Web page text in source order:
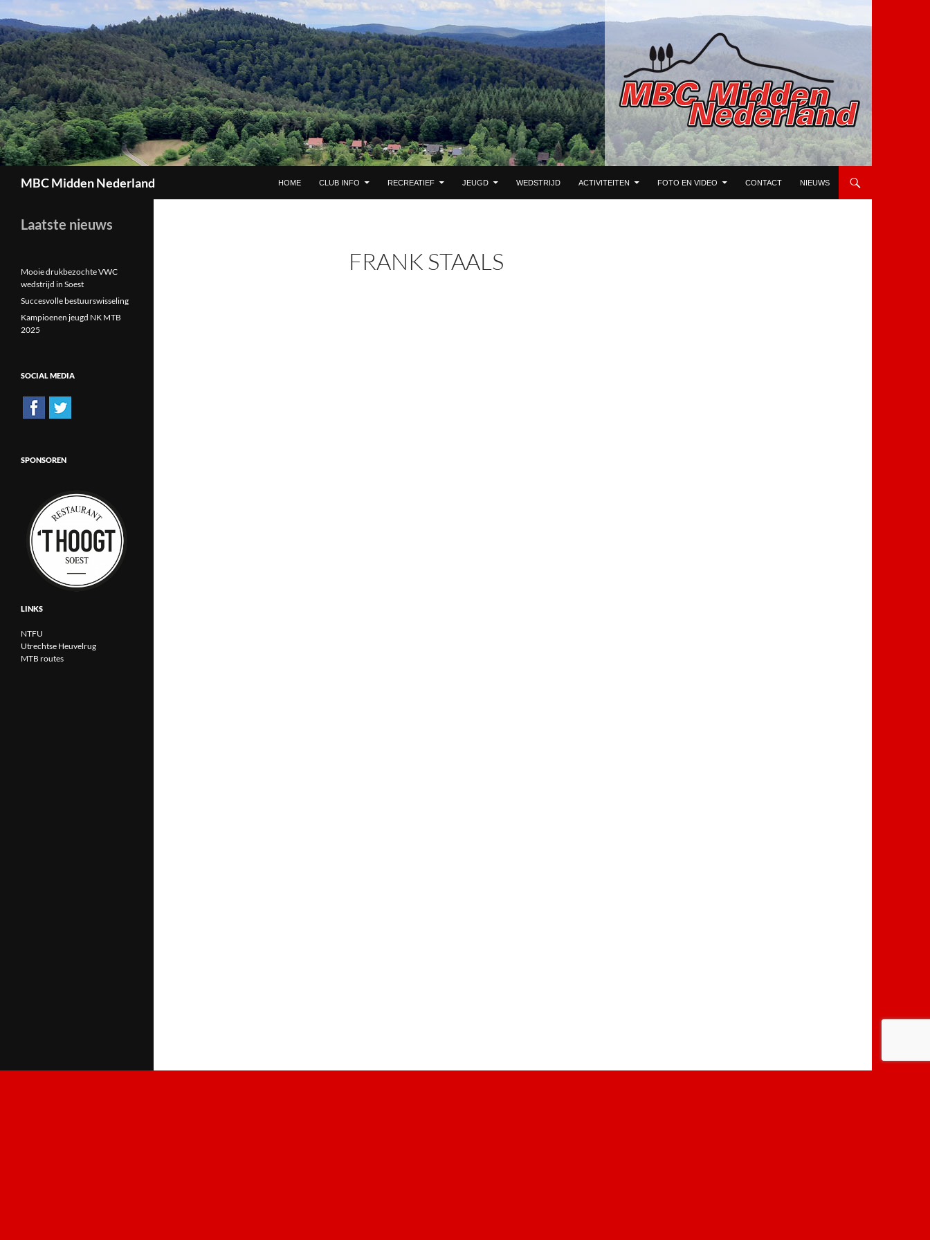
MBC Midden Nederland HOME CLUB INFO RECREATIEF JEUGD WEDSTRIJD ACTIVITEITEN FOTO EN VIDEO CONTACT NIEUWS
FRANK STAALS
Laatste nieuws
Mooie drukbezochte VWC
wedstrijd in Soest
Succesvolle bestuurswisseling
Kampioenen jeugd NK MTB
2025
SOCIAL MEDIA
SPONSOREN
LINKS
NTFU
Utrechtse Heuvelrug
MTB routes